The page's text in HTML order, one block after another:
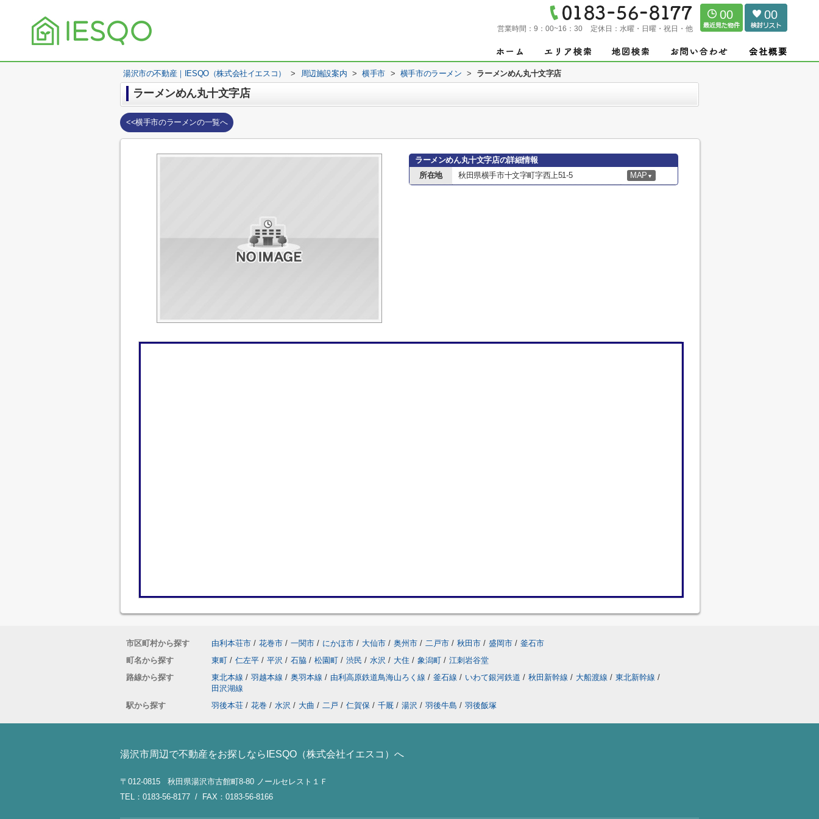
営業時間： 9：00~16：30 定休日： 水曜・日曜・祝日・他
00 00
湯沢市の不動産｜IESQO（株式会社イエスコ） > 周辺施設案内 > 横手市 > 横手市のラーメン > ラーメンめん丸十文字店
ラーメンめん丸十文字店
<<横手市のラーメンの一覧へ
ラーメンめん丸十文字店の詳細情報
所在地
秋田県横手市十文字町字西上51-5 MAP ▼
市区町村から探す 由利本荘市 / 花巻市 / 一関市 / にかほ市 / 大仙市 / 奥州市 / 二戸市 / 秋田市 / 盛岡市 / 釜石市
町名から探す
東町 / 仁左平 / 平沢 / 石脇 / 松園町 / 渋民 / 水沢 / 大住 / 象潟町 / 江刺岩谷堂
路線から探す
東北本線 / 羽越本線 / 奥羽本線 / 由利高原鉄道鳥海山ろく線 / 釜石線 / いわて銀河鉄道 / 秋田新幹線 / 大船渡線 / 東北新幹線 /
田沢湖線
駅から探す
羽後本荘 / 花巻 / 水沢 / 大曲 / 二戸 / 仁賀保 / 千厩 / 湯沢 / 羽後牛島 / 羽後飯塚
湯沢市周辺で不動産をお探しならIESQO（株式会社イエスコ）へ
〒012-0815 秋田県湯沢市古館町8-80 ノールセレスト１Ｆ
TEL：0183-56-8177 / FAX：0183-56-8166